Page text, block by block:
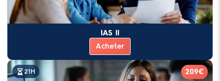
IAS II
Acheter
21H 209€